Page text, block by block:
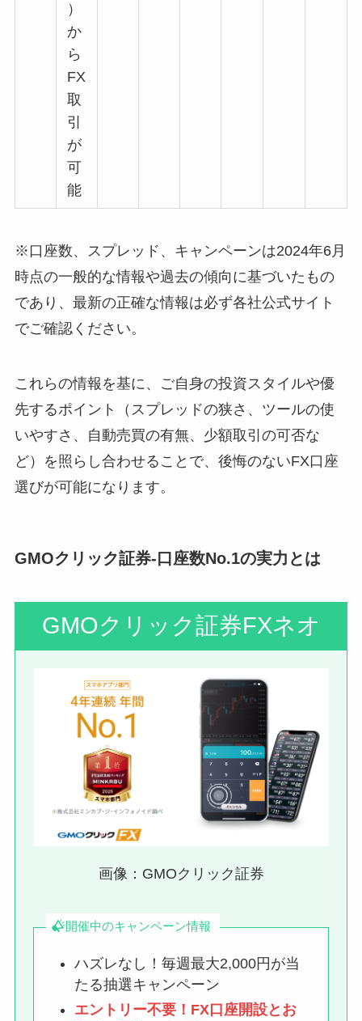
）
か
ら
FX
取
引
が
可
能
※口座数、スプレッド、キャンペーンは2024年6月
時点の一般的な情報や過去の傾向に基づいたもの
であり、最新の正確な情報は必ず各社公式サイト
でご確認ください。
これらの情報を基に、ご自身の投資スタイルや優
先するポイント（スプレッドの狭さ、ツールの使
いやすさ、自動売買の有無、少額取引の可否な
ど）を照らし合わせることで、後悔のないFX口座
選びが可能になります。
GMOクリック証券-口座数No.1の実力とは
GMOクリック証券FXネオ
画像：GMOクリック証券
開催中のキャンペーン情報
ハズレなし！毎週最大2,000円が当
たる抽選キャンペーン
エントリー不要！FX口座開設とお